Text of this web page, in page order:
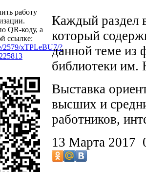
работу
QR-коду, а
ссылке:
2579/xTPLeBU7/?
Каждый раздел
который
данной теме из
библиотеки
Выставка
высших и
работников,
13 Марта